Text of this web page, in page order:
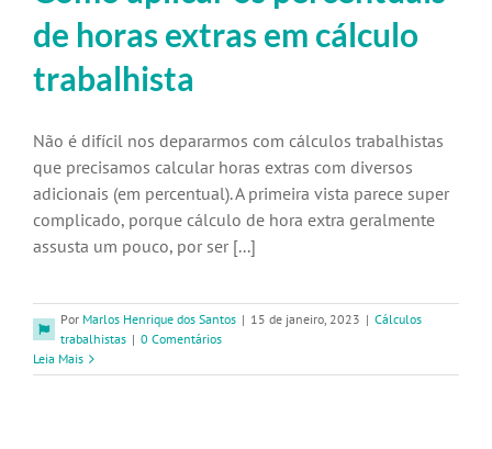
de horas extras em cálculo
trabalhista
Não é difícil nos depararmos com cálculos trabalhistas
que precisamos calcular horas extras com diversos
adicionais (em percentual). A primeira vista parece super
complicado, porque cálculo de hora extra geralmente
assusta um pouco, por ser [...]
Por Marlos Henrique dos Santos | 15 de janeiro, 2023 | Cálculos
trabalhistas | 0 Comentários
Leia Mais